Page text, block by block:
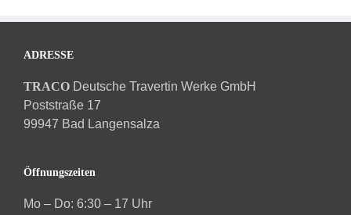
ADRESSE
TRACO Deutsche Travertin Werke GmbH
Poststraße 17
99947 Bad Langensalza
Öffnungszeiten
Mo – Do: 6:30 – 17 Uhr